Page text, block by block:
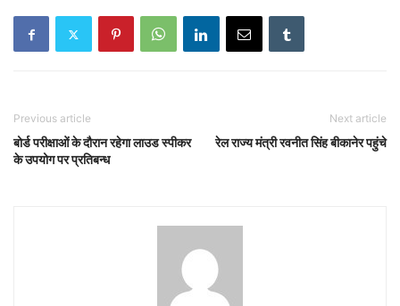
Previous article
बोर्ड परीक्षाओं के दौरान रहेगा लाउड स्पीकर
के उपयोग पर प्रतिबन्ध
Next article
रेल राज्य मंत्री रवनीत सिंह बीकानेर पहुंचे